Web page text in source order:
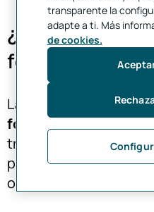
¿Tributan los
fondos?
Las
facilidades en la
fondos de inversión
tributen estos
posición de las
otro y no se genera
transparente la
adapte a ti. Más
de cookies.